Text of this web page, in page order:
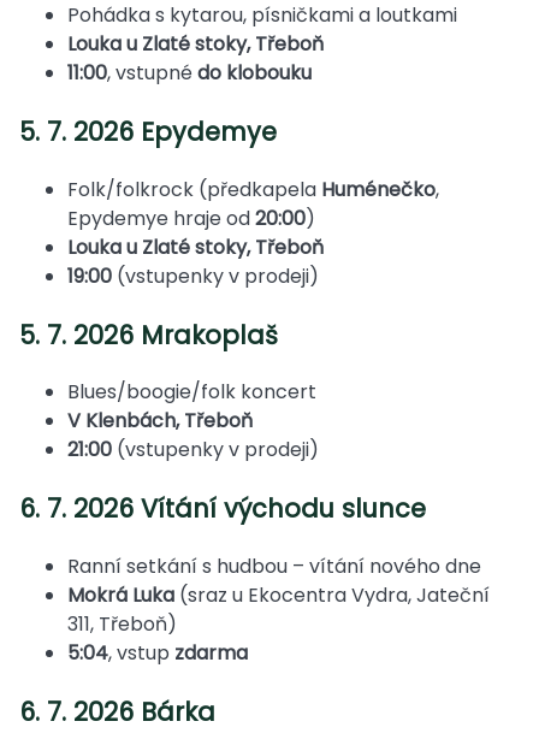
Pohádka s kytarou, písničkami a loutkami
Louka u Zlaté stoky, Třeboň
11:00, vstupnédo klobouku
5. 7. 2026 Epydemye
Folk/folkrock (předkapela Huménečko,
Epydemye hraje od20:00)
Louka u Zlaté stoky, Třeboň
19:00 (vstupenky v prodeji)
5. 7. 2026 Mrakoplaš
Blues/boogie/folk koncert
V Klenbách, Třeboň
21:00 (vstupenky v prodeji)
6. 7. 2026 Vítání východu slunce
Ranní setkání s hudbou – vítání nového dne
Mokrá Luka (sraz u Ekocentra Vydra, Jateční
311, Třeboň)
5:04, vstup zdarma
6. 7. 2026 Bárka